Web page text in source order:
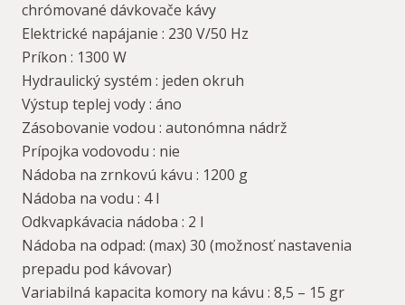
chrómované dávkovače kávy
Elektrické napájanie : 230 V/50 Hz
Príkon : 1300 W
Hydraulický systém : jeden okruh
Výstup teplej vody : áno
Zásobovanie vodou : autonómna nádrž
Prípojka vodovodu : nie
Nádoba na zrnkovú kávu : 1200 g
Nádoba na vodu : 4 l
Odkvapkávacia nádoba : 2 l
Nádoba na odpad: (max) 30 (možnosť nastavenia
prepadu pod kávovar)
Variabilná kapacita komory na kávu : 8,5 – 15 gr